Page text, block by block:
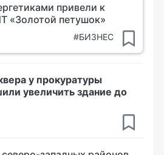
привели к
«Золотой петушок»
#БИЗНЕС
у прокуратуры
увеличить здание до